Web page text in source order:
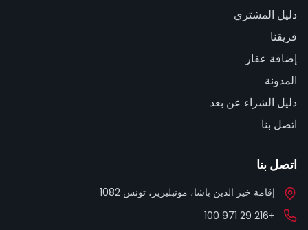
دليل المشتري
فريقنا
إضافة عقار
المدونة
دليل الشراء عن بعد
اتصل بنا
اتصل بنا
إقامة خير الدين باشا، مونبليزير، تونس 1082
+216 29 971 100